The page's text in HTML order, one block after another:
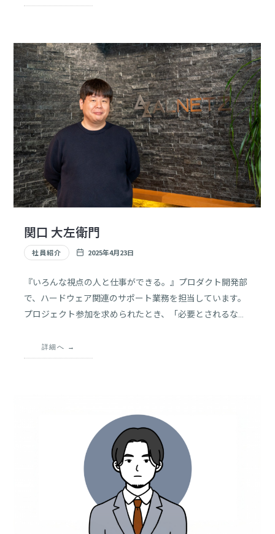
関口 大左衛門
社員紹介 2025年4月23日
『いろんな視点の人と仕事ができる。』プロダクト開発部
で、ハードウェア関連のサポート業務を担当しています。
プロジェクト参加を求められたとき、「必要とされるな
感じた経験から、メンバーに任せるマネジメントを学びま
詳細へ